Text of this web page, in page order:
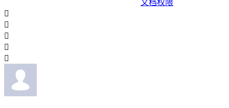
文档权限




